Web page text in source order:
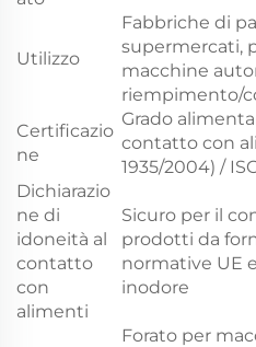
Utilizzo
Fabbriche di
supermercati,
macchine
riempimento/
Certificazio
ne
Grado
contatto con
1935/2004) /
Dichiarazio
ne di
idoneità al
contatto
con
alimenti
Sicuro per il
prodotti da
normative UE
inodore
Forato per